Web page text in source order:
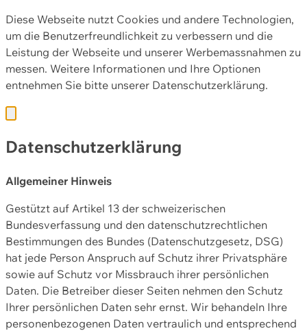
Diese Webseite nutzt Cookies und andere Technologien,
um die Benutzerfreundlichkeit zu verbessern und die
Leistung der Webseite und unserer Werbemassnahmen zu
messen. Weitere Informationen und Ihre Optionen
entnehmen Sie bitte unserer Datenschutzerklärung.
Datenschutzerklärung
Allgemeiner Hinweis
Gestützt auf Artikel 13 der schweizerischen
Bundesverfassung und den datenschutzrechtlichen
Bestimmungen des Bundes (Datenschutzgesetz, DSG)
hat jede Person Anspruch auf Schutz ihrer Privatsphäre
sowie auf Schutz vor Missbrauch ihrer persönlichen
Daten. Die Betreiber dieser Seiten nehmen den Schutz
Ihrer persönlichen Daten sehr ernst. Wir behandeln Ihre
personenbezogenen Daten vertraulich und entsprechend